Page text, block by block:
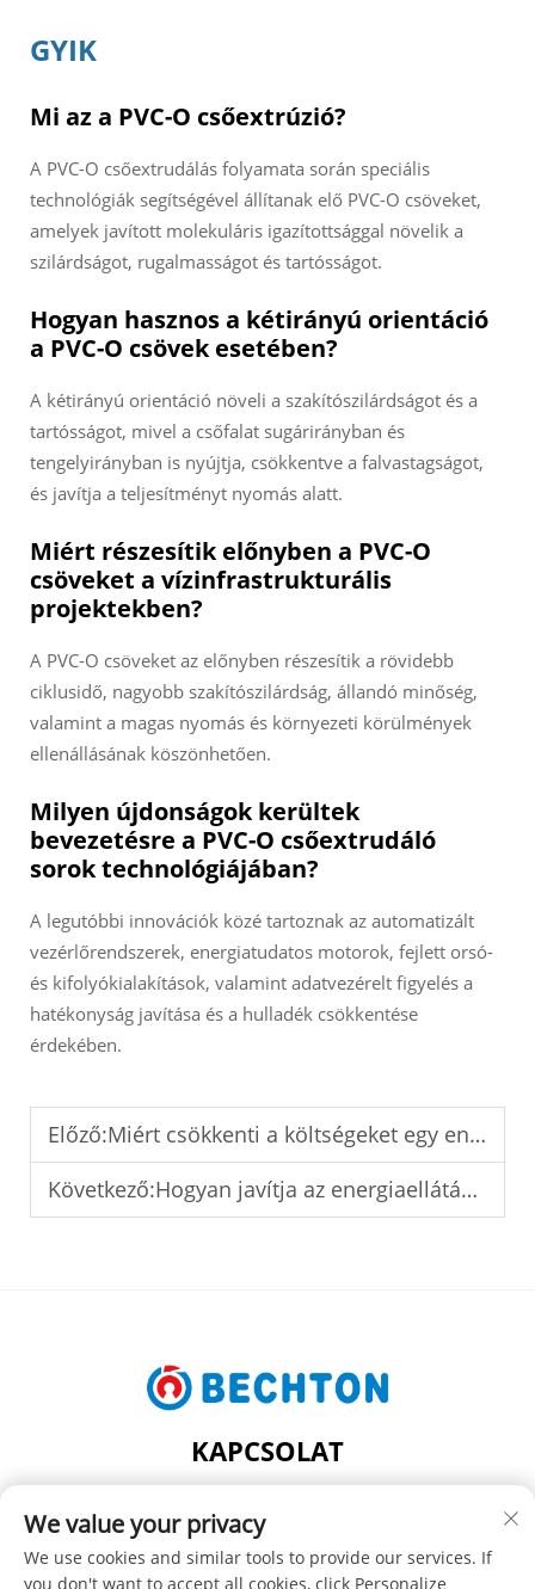
GYIK
Mi az a PVC-O csőextrúzió?
A PVC-O csőextrudálás folyamata során speciális
technológiák segítségével állítanak elő PVC-O csöveket,
amelyek javított molekuláris igazítottsággal növelik a
szilárdságot, rugalmasságot és tartósságot.
Hogyan hasznos a kétirányú orientáció
a PVC-O csövek esetében?
A kétirányú orientáció növeli a szakítószilárdságot és a
tartósságot, mivel a csőfalat sugárirányban és
tengelyirányban is nyújtja, csökkentve a falvastagságot,
és javítja a teljesítményt nyomás alatt.
Miért részesítik előnyben a PVC-O
csöveket a vízinfrastrukturális
projektekben?
A PVC-O csöveket az előnyben részesítik a rövidebb
ciklusidő, nagyobb szakítószilárdság, állandó minőség,
valamint a magas nyomás és környezeti körülmények
ellenállásának köszönhetően.
Milyen újdonságok kerültek
bevezetésre a PVC-O csőextrudáló
sorok technológiájában?
A legutóbbi innovációk közé tartoznak az automatizált
vezérlőrendszerek, energiatudatos motorok, fejlett orsó-
és kifolyókialakítások, valamint adatvezérelt figyelés a
hatékonyság javítása és a hulladék csökkentése
érdekében.
Előző:Miért csökkenti a költségeket egy energiahatékony PVC-O csőextrúziós vonal
Következő:Hogyan javítja az energiaellátást a gyárakban a PVC-O csőextrúziós vonal
KAPCSOLAT
ZHANGJIAGANG CITY, JIANGSU PROVINCE, CHINA
Tel:+86-13962240078
We value your privacy
We use cookies and similar tools to provide our services. If
you don't want to accept all cookies, click Personalize